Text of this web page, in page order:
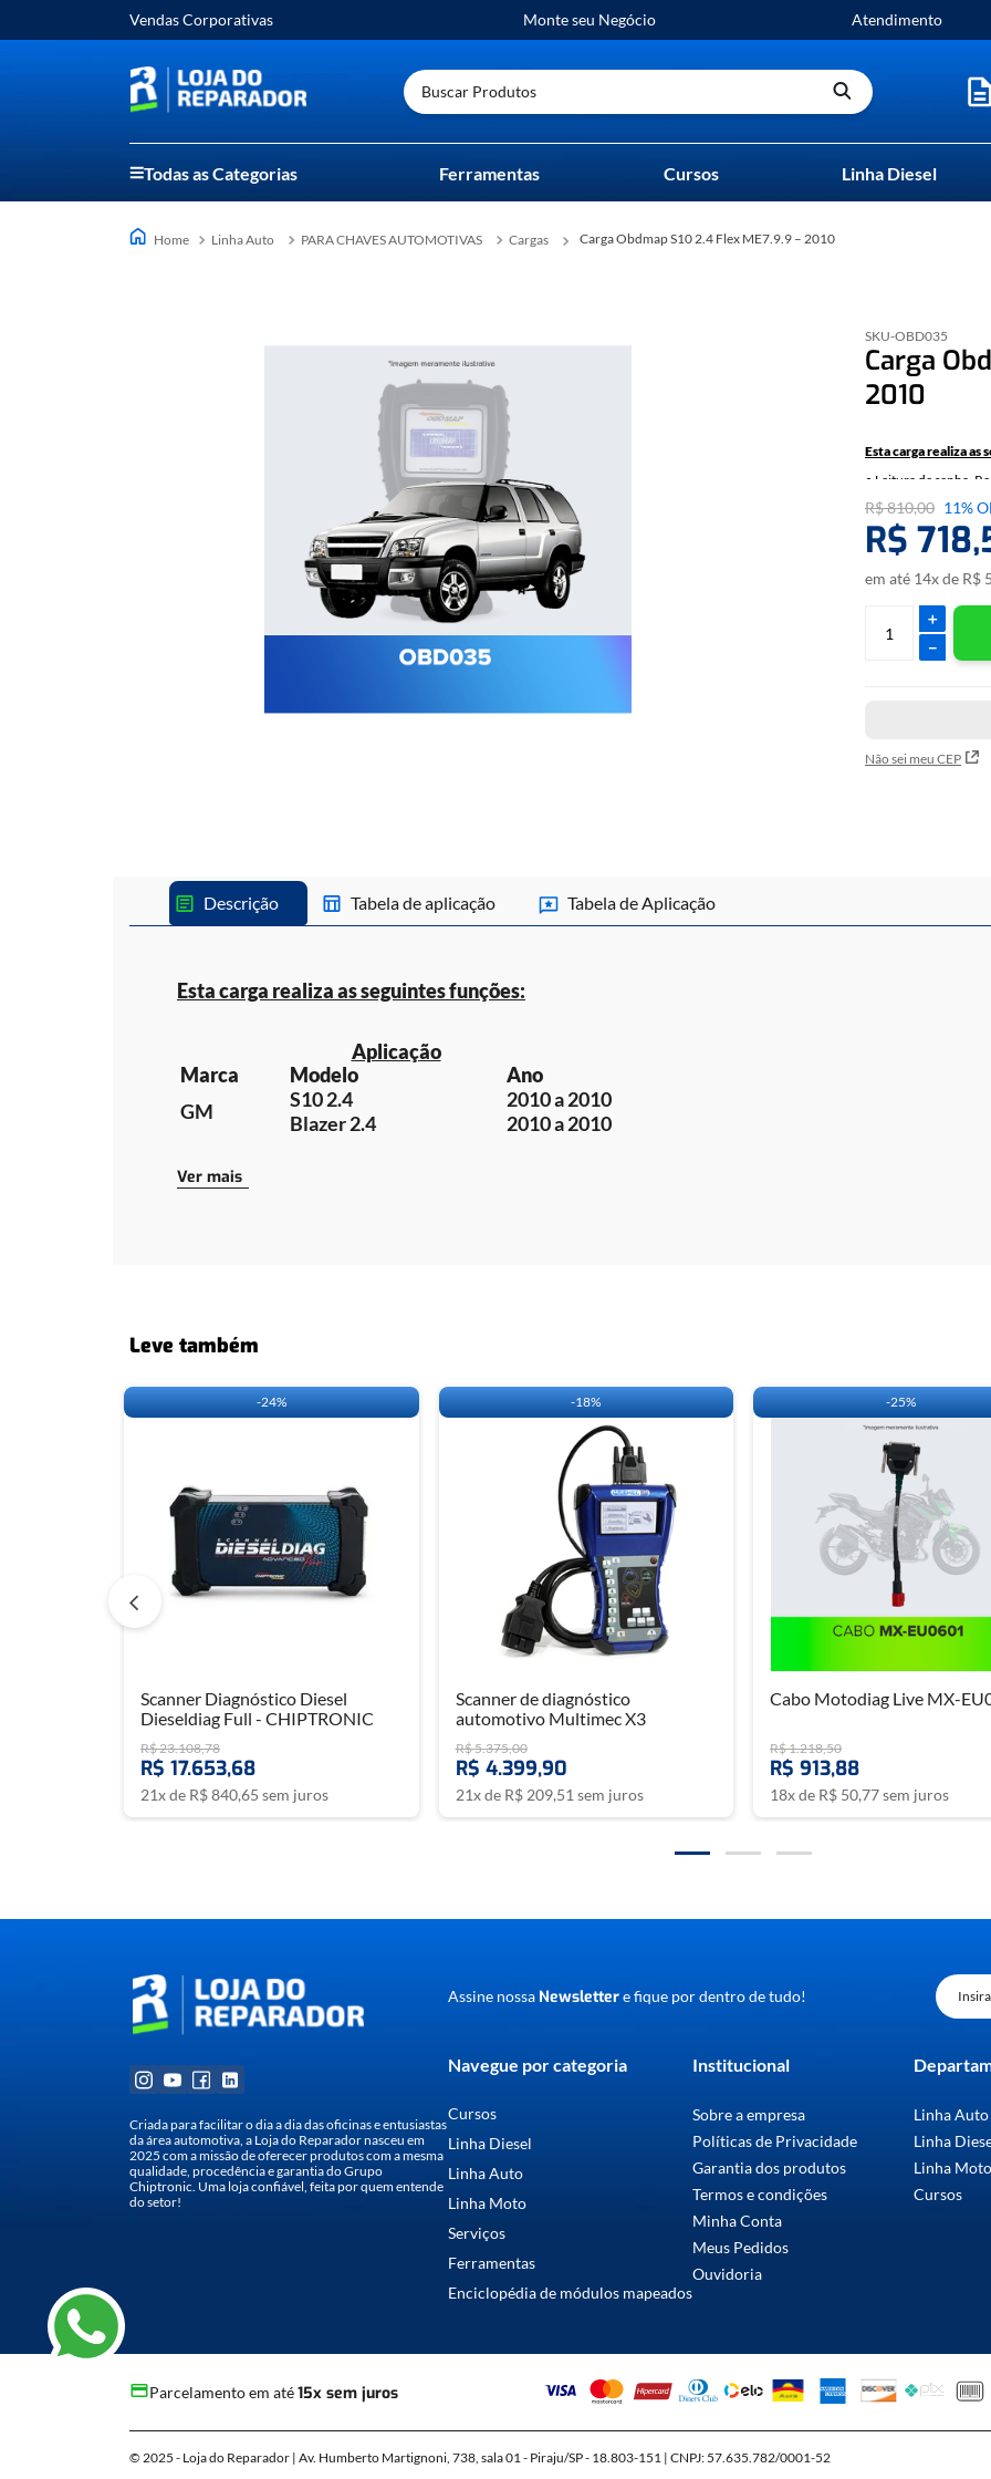
Vendas Corporativas Monte seu Negócio Atendimento
Buscar Produtos
Cursos Linha Diesel
Ferramentas
Todas as Categorias
Linha Auto PARA CHAVES AUTOMOTIVAS Cargas Carga Obdmap S10 2.4 Flex ME7.9.9 – 2010
SKU-OBD035
Carga
2010
Esta carga realiza as
• Leitura de senha.
• Gravar chassi.
de ECU defeituosa,
do chassi.
• CABO UNIVERSAL.
R$810,00 11%
R$ 718,
em até 14x de R$
＋
－
Não sei meu CEP
Descrição Tabela de aplicação Tabela de Aplicação
Esta carga realiza as seguintes funções:
Aplicação
Marca
Modelo
Ano
GM
S10 2.4
2010 a 2010
Blazer 2.4
2010 a 2010
Ver mais
Leve também
-24%
Scanner Diagnóstico Diesel
Dieseldiag Full - CHIPTRONIC
R$23.108,78
R$ 17.653,68
21x de R$840,65 sem juros
-18%
Scanner de diagnóstico
automotivo Multimec X3
R$5.375,00
R$ 4.399,90
21x de R$ 209,51 sem juros
-25%
Cabo Motodiag Live MX-
R$1.218,50
R$ 913,88
18x de R$ 50,77sem juros
Criada para facilitar o dia a dia das oficinas e entusiastas
da área automotiva, a Loja do Reparador nasceu em
2025 com a missão de oferecer produtos com a mesma
qualidade, procedência e garantia do Grupo
Chiptronic. Uma loja confiável, feita por quem entende
do setor!
Assine nossa Newslettere fique por dentro de tudo!
Navegue por categoria
Cursos
Linha Diesel
Linha Auto
Linha Moto
Serviços
Ferramentas
Enciclopédia de módulos mapeados
Institucional
Sobre a empresa
Políticas de Privacidade
Garantia dos produtos
Termos e condições
Minha Conta
Meus Pedidos
Ouvidoria
Linha Auto
Linha
Linha Moto
Cursos
Parcelamento em até15x sem juros
© 2025 - Loja do Reparador | Av. Humberto Martignoni, 738, sala 01 - Piraju/SP - 18.803-151 | CNPJ: 57.635.782/0001-52